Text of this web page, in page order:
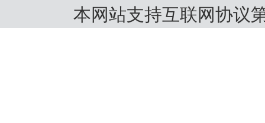
本网站支持互联网协